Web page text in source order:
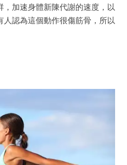
，加速身體新陳代謝的速度，以
人認為這個動作很傷筋骨，所以